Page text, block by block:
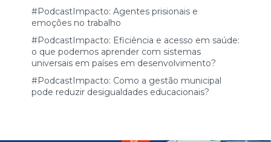
#PodcastImpacto: Agentes prisionais e
emoções no trabalho
#PodcastImpacto: Eficiência e acesso em saúde:
o que podemos aprender com sistemas
universais em países em desenvolvimento?
#PodcastImpacto: Como a gestão municipal
pode reduzir desigualdades educacionais?